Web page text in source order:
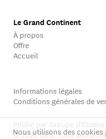
Le Grand Continent
À propos
Offre
Accueil
Informations légales
Conditions générales de
Publié par Groupe
© 2026 GEG. Tous droits
Nous utilisons des